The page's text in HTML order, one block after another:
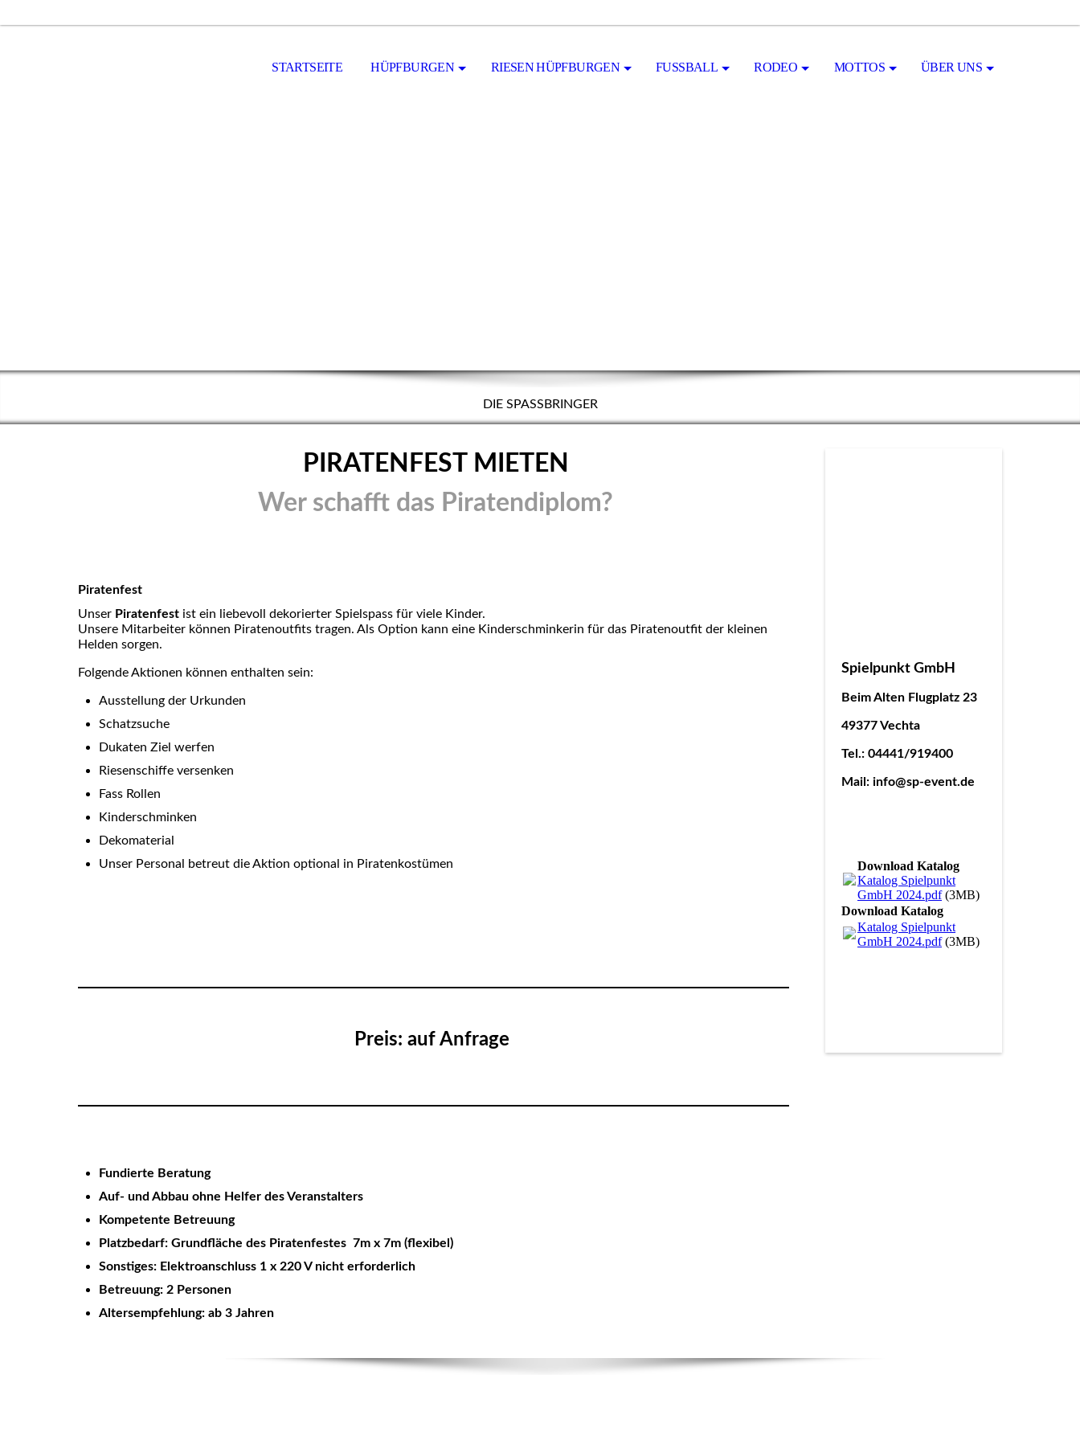
STARTSEITE HÜPFBURGEN RIESEN HÜPFBURGEN FUSSBALL RODEO MOTTOS ÜBER UNS
DIE SPASSBRINGER
PIRATENFEST MIETEN
Wer schafft das Piratendiplom?
Piratenfest
Unser Piratenfest ist ein liebevoll dekorierter Spielspass für viele Kinder.
Unsere Mitarbeiter können Piratenoutfits tragen. Als Option kann eine Kinderschminkerin für das Piratenoutfit der kleinen
Helden sorgen.
Folgende Aktionen können enthalten sein:
Ausstellung der Urkunden
Schatzsuche
Dukaten Ziel werfen
Riesenschiffe versenken
Fass Rollen
Kinderschminken
Dekomaterial
Unser Personal betreut die Aktion optional in Piratenkostümen
Preis: auf Anfrage
Fundierte Beratung
Auf- und Abbau ohne Helfer des Veranstalters
Kompetente Betreuung
Platzbedarf: Grundfläche des Piratenfestes 7m x 7m (flexibel)
Sonstiges: Elektroanschluss 1 x 220 V nicht erforderlich
Betreuung: 2 Personen
Altersempfehlung: ab 3 Jahren
Spielpunkt GmbH
Beim Alten Flugplatz 23
49377 Vechta
Tel.: 04441/919400
Mail: info@sp-event.de
Download Katalog
Katalog Spielpunkt
GmbH 2024.pdf(3MB)
Download Katalog
Katalog Spielpunkt
GmbH 2024.pdf(3MB)